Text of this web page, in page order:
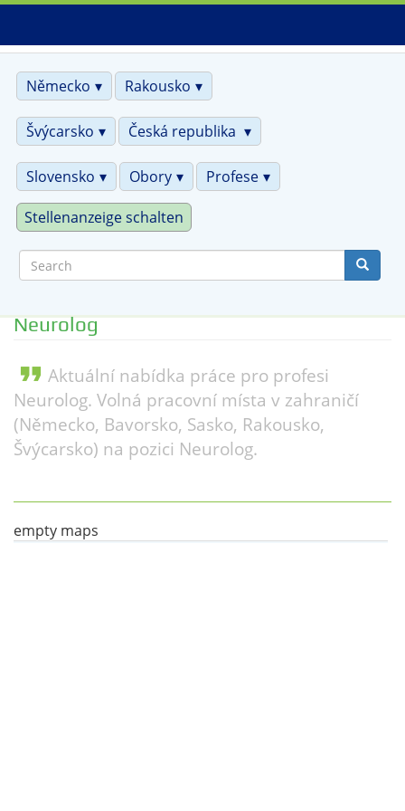
Skip
main
content
Německo
Rakousko
Švýcarsko Česká republika
Slovensko Obory Profese
Stellenanzeige schalten
Neurolog
format_quote Aktuální nabídka práce pro profesi
Neurolog. Volná pracovní místa v zahraničí
(Německo, Bavorsko, Sasko, Rakousko,
Švýcarsko) na pozici Neurolog.
empty maps